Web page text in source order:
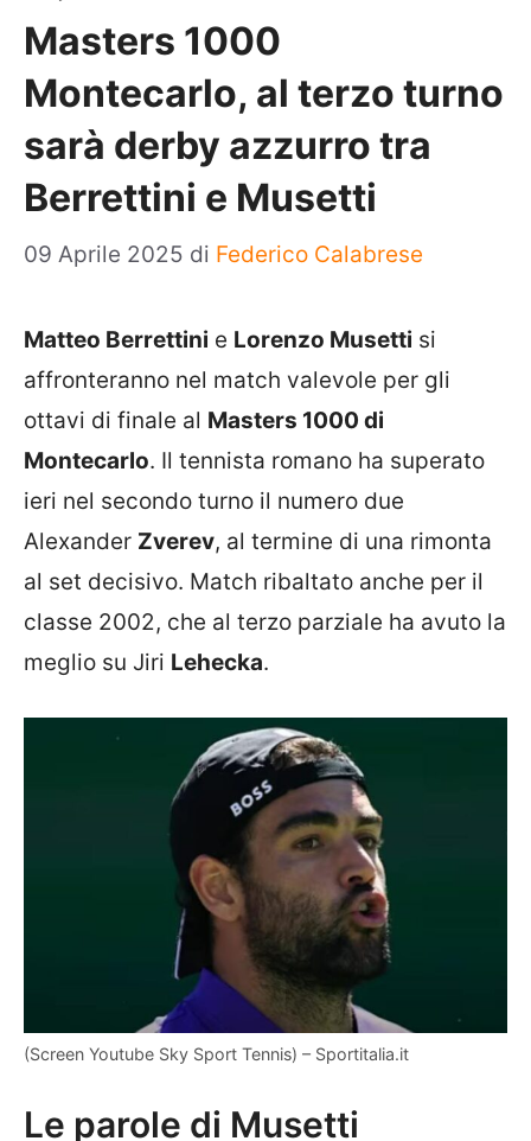
Masters 1000
Montecarlo, al terzo turno
sarà derby azzurro tra
Berrettini e Musetti
09 Aprile 2025 di Federico Calabrese
Matteo Berrettini e Lorenzo Musetti si
affronteranno nel match valevole per gli
ottavi di finale al Masters 1000 di
Montecarlo. Il tennista romano ha superato
ieri nel secondo turno il numero due
Alexander Zverev, al termine di una rimonta
al set decisivo. Match ribaltato anche per il
classe 2002, che al terzo parziale ha avuto la
meglio su Jiri Lehecka.
(Screen Youtube Sky Sport Tennis) – Sportitalia.it
Le parole di Musetti